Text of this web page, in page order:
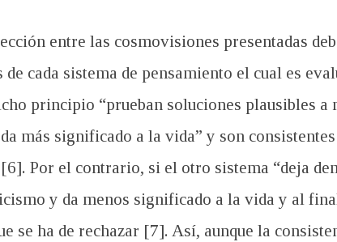
entre las cosmovisiones presentadas
cada sistema de pensamiento el cual es
principio “prueban soluciones plausibles a
más significado a la vida” y son
Por el contrario, si el otro sistema “deja
y da menos significado a la vida y al
se ha de rechazar [7]. Así, aunque la